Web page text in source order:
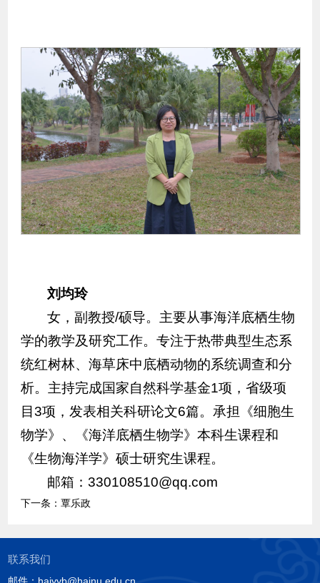
刘均玲
女，副教授/硕导。主要从事海洋底栖生物
学的教学及研究工作。专注于热带典型生态系
统红树林、海草床中底栖动物的系统调查和分
析。主持完成国家自然科学基金1项，省级项
目3项，发表相关科研论文6篇。承担《细胞生
物学》、《海洋底栖生物学》本科生课程和
《生物海洋学》硕士研究生课程。
邮箱：330108510@qq.com
下一条： 覃乐政
联系我们